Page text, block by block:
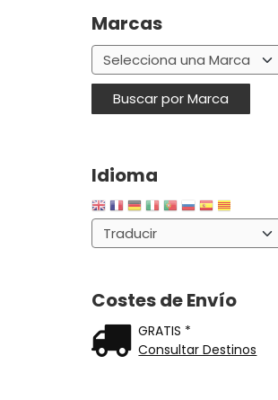
Marcas
Idioma
Costes de Envío
GRATIS *
Consultar Destinos